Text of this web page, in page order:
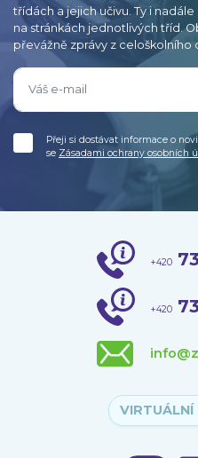
třídách a jejich učivu. Ty i
na stránkách jednotlivých tříd.
převážně zprávy z celoškolního
Přeji si dostávat informace o
se Zásadami ochrany osobních
+420
+420
VIRTUÁLNÍ